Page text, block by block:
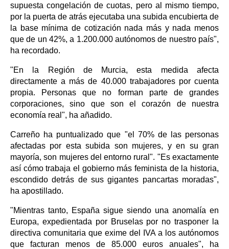
supuesta congelación de cuotas, pero al mismo tiempo,
por la puerta de atrás ejecutaba una subida encubierta de
la base mínima de cotización nada más y nada menos
que de un 42%, a 1.200.000 autónomos de nuestro país",
ha recordado.
"En la Región de Murcia, esta medida afecta
directamente a más de 40.000 trabajadores por cuenta
propia. Personas que no forman parte de grandes
corporaciones, sino que son el corazón de nuestra
economía real", ha añadido.
Carreño ha puntualizado que "el 70% de las personas
afectadas por esta subida son mujeres, y en su gran
mayoría, son mujeres del entorno rural". "Es exactamente
así cómo trabaja el gobierno más feminista de la historia,
escondido detrás de sus gigantes pancartas moradas",
ha apostillado.
"Mientras tanto, España sigue siendo una anomalía en
Europa, expedientada por Bruselas por no trasponer la
directiva comunitaria que exime del IVA a los autónomos
que facturan menos de 85.000 euros anuales", ha